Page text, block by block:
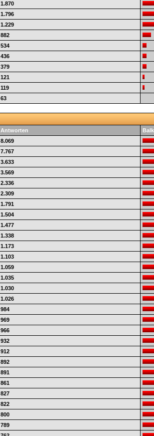
1.870
1.796
1.229
882
534
436
379
121
119
63
Antworten
8.069
7.767
3.633
3.569
2.336
2.309
1.791
1.504
1.477
1.338
1.173
1.103
1.059
1.035
1.030
1.026
984
969
966
932
912
892
891
861
827
822
800
789